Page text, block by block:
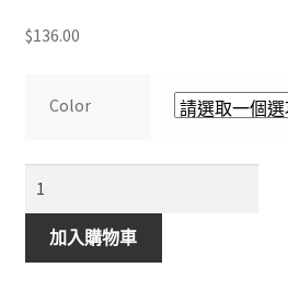
$136.00
Color
高
加入購物車